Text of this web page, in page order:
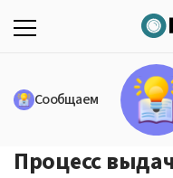
Сообщаем
Процесс